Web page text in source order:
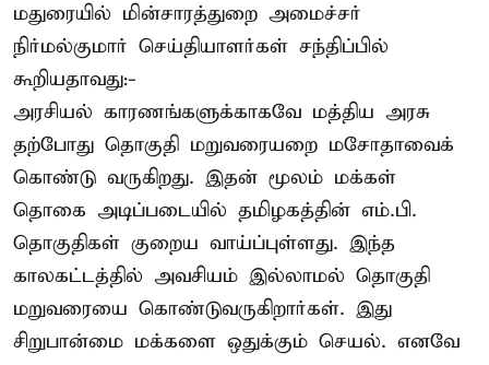
மதுரையில் மின்சாரத்துறை அமைச்சர்
நிர்மல்குமார் செய்தியாளர்கள் சந்திப்பில்
கூறியதாவது:-
அரசியல் காரணங்களுக்காகவே மத்திய அரசு
தற்போது தொகுதி மறுவரையறை மசோதாவைக்
கொண்டு வருகிறது. இதன் மூலம் மக்கள்
தொகை அடிப்படையில் தமிழகத்தின் எம்.பி.
தொகுதிகள் குறைய வாய்ப்புள்ளது. இந்த
காலகட்டத்தில் அவசியம் இல்லாமல் தொகுதி
மறுவரையை கொண்டுவருகிறார்கள். இது
சிறுபான்மை மக்களை ஒதுக்கும் செயல். எனவே